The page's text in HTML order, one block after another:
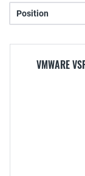
VMWARE